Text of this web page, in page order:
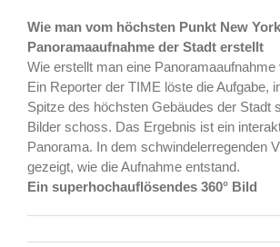
Wie man vom höchsten Punkt New
Panoramaaufnahme der Stadt erstellt
Wie erstellt man eine
Ein Reporter der TIME löste die Aufgabe,
Spitze des höchsten Gebäudes der Stadt
Bilder schoss. Das Ergebnis ist ein
Panorama. In dem schwindelerregenden
gezeigt, wie die Aufnahme entstand.
Ein superhochauflösendes 360° Bild